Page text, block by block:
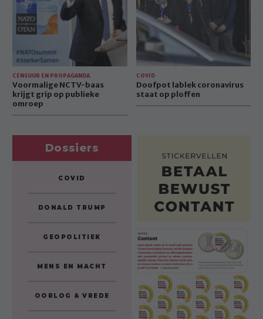
grip
op
publieke
Voormalige NCTV-baas
krijgt grip op publieke
omroep
CENSUUR EN PROPAGANDA
op
ploffen
Doofpot lablek coronavirus
staat op ploffen
COVID
Dossiers
COVID
DONALD TRUMP
GEOPOLITIEK
MENS EN MACHT
OORLOG & VREDE